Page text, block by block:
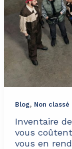
Blog, Non classé
Inventaire
vous
vous en